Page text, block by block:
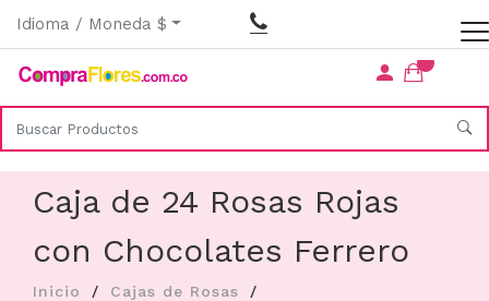
Idioma / Moneda $
Caja de 24 Rosas Rojas
con Chocolates Ferrero
Inicio
Cajas de Rosas